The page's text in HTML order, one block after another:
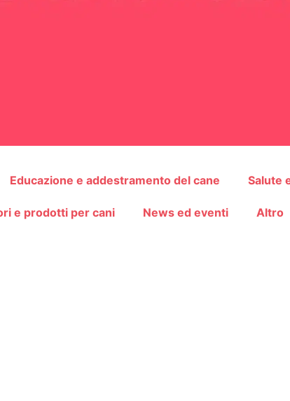
Educazione e addestramento del cane Salute
e prodotti per cani News ed eventi Altro